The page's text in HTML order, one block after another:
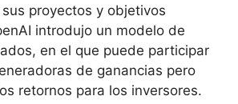
proyectos y objetivos
introdujo un modelo de
en el que puede participar
de ganancias pero
retornos para los inversores.